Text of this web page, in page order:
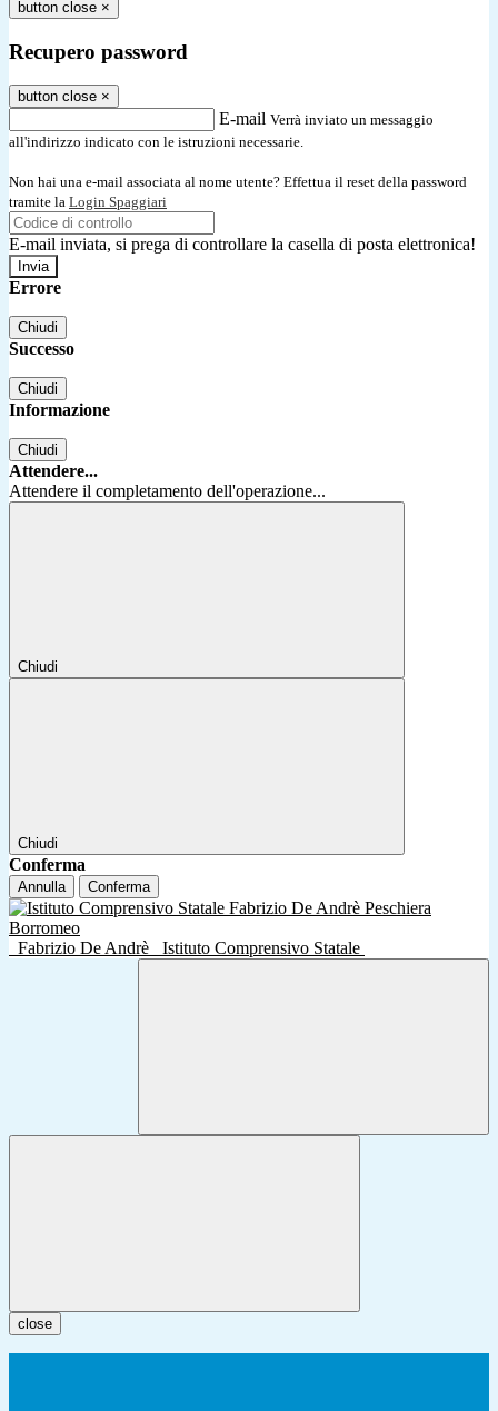
button close ×
Recupero password
button close ×
E-mail Verrà inviato un messaggio
all'indirizzo indicato con le istruzioni necessarie.
Non hai una e-mail associata al nome utente? Effettua il reset della password
tramite la Login Spaggiari
E-mail inviata, si prega di controllare la casella di posta elettronica!
Errore
Chiudi
Successo
Chiudi
Informazione
Chiudi
Attendere...
Attendere il completamento dell'operazione...
Chiudi
Chiudi
Conferma
Annulla Conferma
Fabrizio De Andrè Istituto Comprensivo Statale
close